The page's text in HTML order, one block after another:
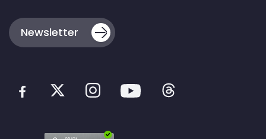
Newsletter